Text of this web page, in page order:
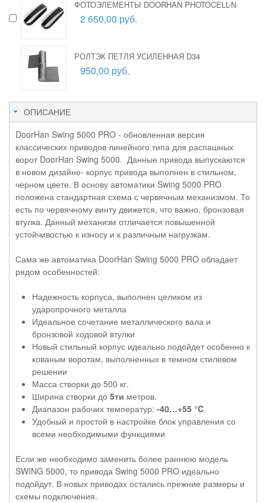
ФОТОЭЛЕМЕНТЫ DOORHAN PHOTOCELL-N
2 650,00 руб.
РОЛТЭК ПЕТЛЯ УСИЛЕННАЯ D34
950,00 руб.
ОПИСАНИЕ
DoorHan Swing 5000 PRO - обновленная версия
классических приводов линейного типа для распашных
ворот DoorHan Swing 5000. Данные привода выпускаются
в новом дизайне- корпус привода выполнен в стильном,
черном цвете. В основу автоматики Swing 5000 PRO
положена стандартная схема с червячным механизмом. То
есть по червячному винту движется, что важно, бронзовая
втулка. Данный механизм отличается повышенной
устойчивостью к износу и к различным нагрузкам.
Сама же автоматика DoorHan Swing 5000 PRO обладает
рядом особенностей:
Надежность корпуса, выполнен целиком из
ударопрочного металла
Идеальное сочетание металлического вала и
бронзовой ходовой втулки
Новый стильный корпус идеально подойдет особенно к
кованым воротам, выполненных в темном стилевом
решении
Масса створки до 500 кг.
Ширина створки до 5ти метров.
Диапазон рабочих температур: -40…+55 °C
Удобный и простой в настройке блок управления со
всеми необходимыми функциями
Если же необходимо заменить более раннюю модель
SWING 5000, то привода Swing 5000 PRO идеально
подойдут. В новых приводах остались прежние размеры и
схемы подключения.